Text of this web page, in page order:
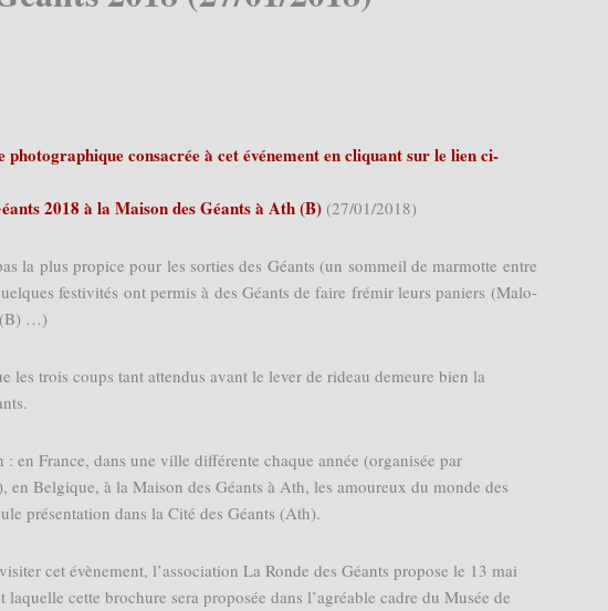
photographique consacrée à cet événement en cliquant sur le lien ci-
2018 à la Maison des Géants à Ath (B)(27/01/2018)
la plus propice pour les sorties des Géants (un sommeil de marmotte entre
festivités ont permis à des Géants de faire frémir leurs paniers (Malo-
(B) …)
les trois coups tant attendus avant le lever de rideau demeure bien la
en France, dans une ville différente chaque année (organisée par
en Belgique, à la Maison des Géants à Ath, les amoureux du monde des
présentation dans la Cité des Géants (Ath).
cet évènement, l’association La Ronde des Géants propose le 13 mai
cette brochure sera proposée dans l’agréable cadre du Musée de